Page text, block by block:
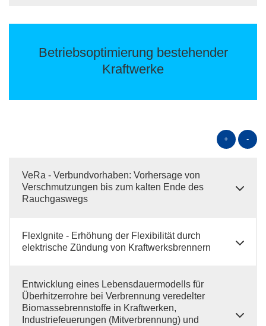
Betriebsoptimierung bestehender
Kraftwerke
+ -
VeRa - Verbundvorhaben: Vorhersage von
Verschmutzungen bis zum kalten Ende des
Rauchgaswegs
FlexIgnite - Erhöhung der Flexibilität durch
elektrische Zündung von Kraftwerksbrennern
Entwicklung eines Lebensdauermodells für
Überhitzerrohre bei Verbrennung veredelter
Biomassebrennstoffe in Kraftwerken,
Industriefeuerungen (Mitverbrennung) und